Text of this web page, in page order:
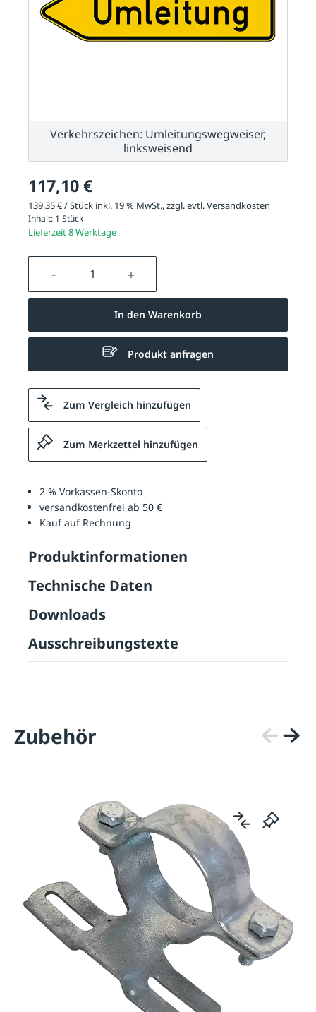
117,10 €
139,35 € / Stück inkl. 19 % MwSt., zzgl. evtl.Versandkosten
Inhalt: 1 Stück
Lieferzeit 8 Werktage
Produkt Anzahl: Gib den
In den Warenkorb
Produkt anfragen
Zum Vergleich hinzufügen
Zum Merkzettel hinzufügen
2 % Vorkassen-Skonto
versandkostenfrei ab 50 €
Kauf auf Rechnung
Produktinformationen
Technische Daten
Downloads
Ausschreibungstexte
Verkehrszeichen: Umleitungswegweiser,
linksweisend
Zubehör